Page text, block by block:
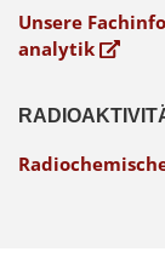
Unsere
analytik